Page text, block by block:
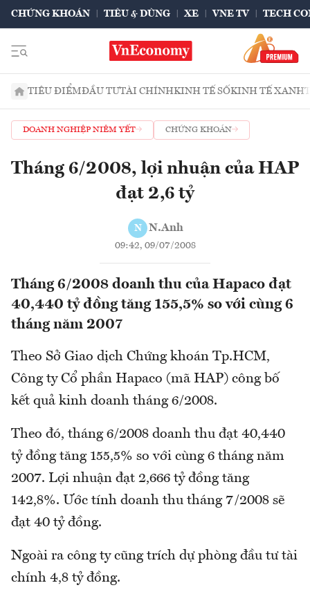
CHỨNG KHOÁN TIÊU & DÙNG XE VNE TV TECH
TIÊU ĐIỂMĐẦU TƯTÀI CHÍNHKINH TẾ SỐKINH TẾ XANH
DOANH NGHIỆP NIÊM YẾT CHỨNG KHOÁN
Tháng 6/2008, lợi nhuận của HAP
đạt 2,6 tỷ
N N.Anh
09:42, 09/07/2008
Tháng 6/2008 doanh thu của Hapaco đạt
40,440 tỷ đồng tăng 155,5% so với cùng 6
tháng năm 2007
Theo Sở Giao dịch Chứng khoán Tp.HCM,
Công ty Cổ phần Hapaco (mã HAP) công bố
kết quả kinh doanh tháng 6/2008.
Theo đó, tháng 6/2008 doanh thu đạt 40,440
tỷ đồng tăng 155,5% so với cùng 6 tháng năm
2007. Lợi nhuận đạt 2,666 tỷ đồng tăng
142,8%. Ước tính doanh thu tháng 7/2008 sẽ
đạt 40 tỷ đồng.
Ngoài ra công ty cũng trích dự phòng đầu tư tài
chính 4,8 tỷ đồng.